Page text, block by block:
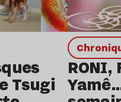
Tsugi
RONI,